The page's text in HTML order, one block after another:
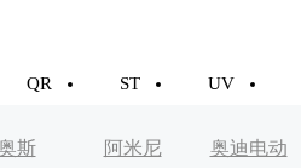
QR ST UV
斯 阿米尼 奥迪电动